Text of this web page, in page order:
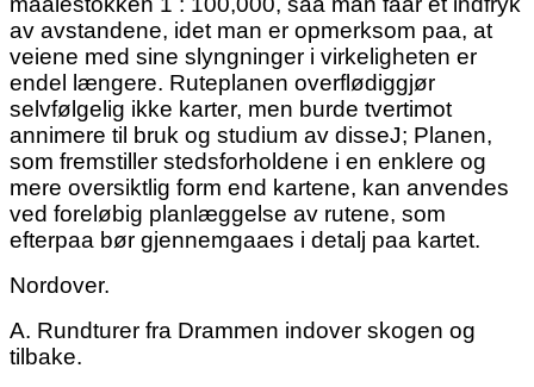
av avstandene, idet man er opmerksom paa, at
veiene med sine slyngninger i virkeligheten er
endel længere. Ruteplanen overflødiggjør
selvfølgelig ikke karter, men burde tvertimot
annimere til bruk og studium av disseJ; Planen,
som fremstiller stedsforholdene i en enklere og
mere oversiktlig form end kartene, kan anvendes
ved foreløbig planlæggelse av rutene, som
efterpaa bør gjennemgaaes i detalj paa kartet.
Nordover.
A. Rundturer fra Drammen indover skogen og
tilbake.